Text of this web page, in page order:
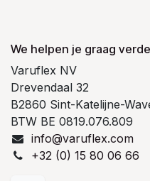
We helpen je graag
Varuflex NV
Drevendaal 32
B2860 Sint-Katelijne-
BTW BE 0819.076.809
info@varuflex.com
+32 (0) 15 80 06 66